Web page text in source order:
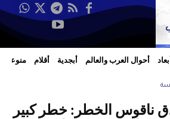
أحوال العرب والعالم أبجدية أقلام منوعات
ناقوس الخطر: خطر كبير